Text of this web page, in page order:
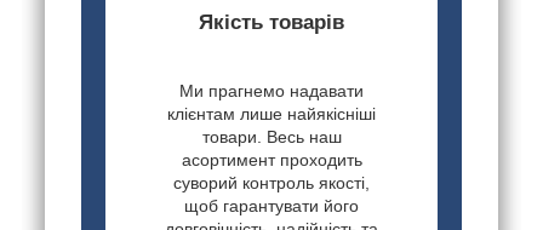
Якість товарів
Ми прагнемо надавати
клієнтам лише найякісніші
товари. Весь наш
асортимент проходить
суворий контроль якості,
щоб гарантувати його